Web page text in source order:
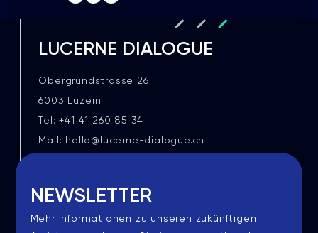
LUCERNE DIALOGUE
Obergrundstrasse 26
6003 Luzern
Tel: +41 41 260 85 34
Mail: hello@lucerne-dialogue.ch
NEWSLETTER
Mehr Informationen zu unseren zukünftigen